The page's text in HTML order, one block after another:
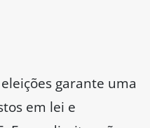
garante uma
em lei e